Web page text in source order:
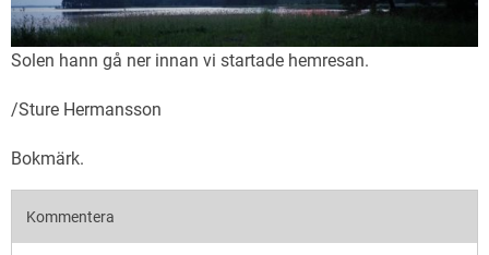
Solen hann gå ner innan vi startade hemresan.
/Sture Hermansson
Bokmärk.
Kommentera